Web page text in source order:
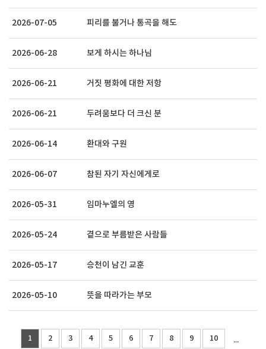
2026-07-05 피리를 불거나 통곡을 해도
2026-06-28 보게 하시는 하나님
2026-06-21 거짓 평화에 대한 저항
2026-06-21 두려움보다 더 크신 분
2026-06-14 환대와 구원
2026-06-07 참된 자기 자신에게로
2026-05-31 임마누엘의 영
2026-05-24 곁으로 부름받은 사람들
2026-05-17 승천이 남긴 교훈
2026-05-10 뜻을 따라가는 부모
1 2 3 4 5 6 7 8 9 10 ...